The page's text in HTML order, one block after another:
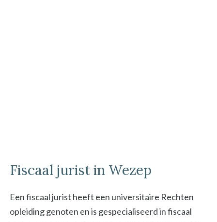
Fiscaal jurist in Wezep
Een fiscaal jurist heeft een universitaire Rechten
opleiding genoten en is gespecialiseerd in fiscaal